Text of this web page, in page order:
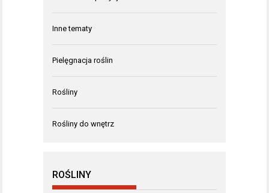
Inne tematy
Pielęgnacja roślin
Rośliny
Rośliny do wnętrz
ROŚLINY